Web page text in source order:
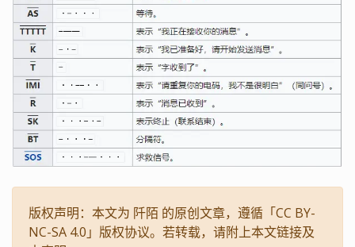
版权声明：本文为 阡陌 的原创文章，遵循「CC BY-
NC-SA 4.0」版权协议。若转载，请附上本文链接及